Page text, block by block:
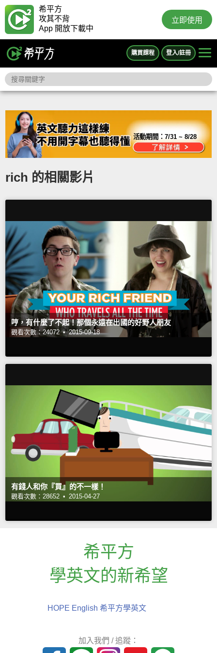
希平方
攻其不背
App 開放下載中
立即使用
購買課程 登入/註冊
活動期間：7/31 ~ 8/28
rich 的相關影片
哼，有什麼了不起！那個永遠在出國的好野人朋友
觀看次數：24072 • 2015-09-18
有錢人和你『買』的不一樣！
觀看次數：28652 • 2015-04-27
希平方
學英文的新希望
HOPE English 希平方學英文
加入我們 / 追蹤：